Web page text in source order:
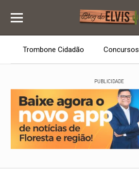
Trombone Cidadão Concursos
PUBLICIDADE